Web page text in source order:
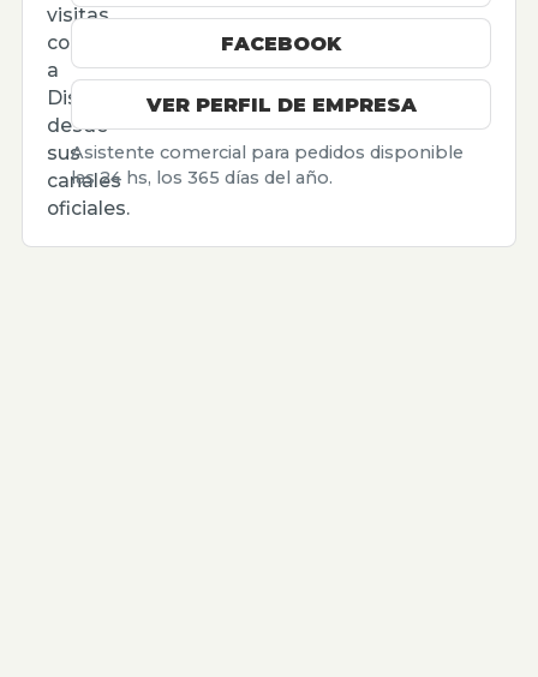
visitas,
contactá
a
Disproal
desde
sus
canales
oficiales.
FACEBOOK
VER PERFIL DE EMPRESA
Asistente comercial para pedidos disponible
las 24 hs, los 365 días del año.